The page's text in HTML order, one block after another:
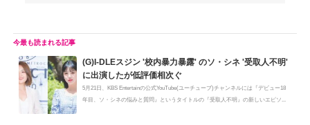
(G)I-DLEスジン '校内暴力暴露' のソ・シネ '受取人不明'
に出演したが低評価相次ぐ
5月21日、KBS Entertainの公式YouTube(ユーチューブ)チャンネルには『デビュー18
年目、ソ・シネの悩みと質問』というタイトルの『受取人不明』の新しいエピソ...